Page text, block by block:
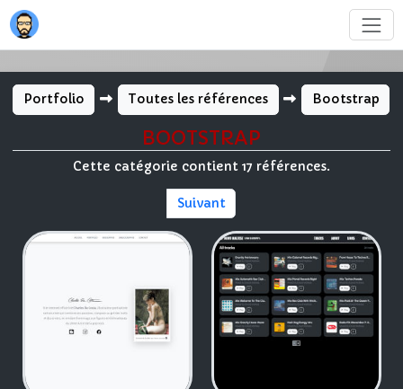
Portfolio Toutes les références Bootstrap
BOOTSTRAP
Cette catégorie contient 17 références.
Suivant